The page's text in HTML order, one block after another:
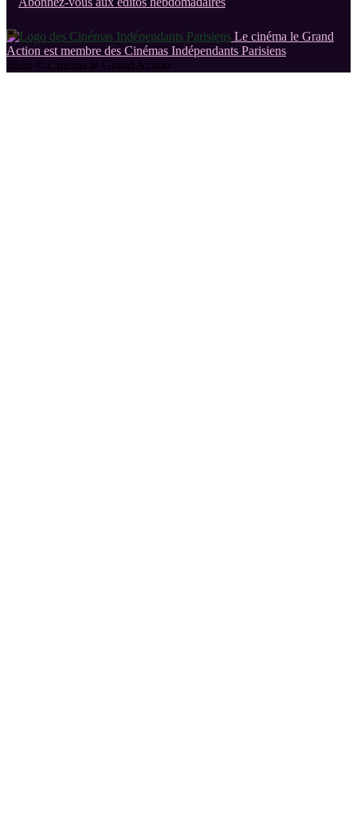
Le cinéma le Grand
Action est membre des Cinémas Indépendants Parisiens
2026 © Cinéma le Grand Action